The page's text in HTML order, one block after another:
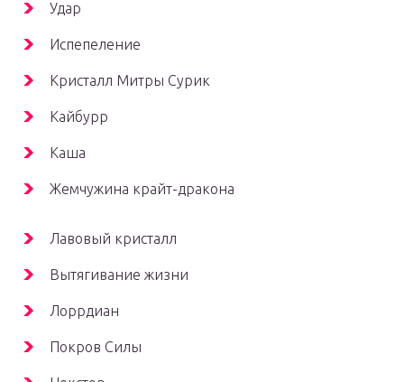
Удар
Испепеление
Кристалл Митры Сурик
Кайбурр
Каша
Жемчужина крайт-дракона
Лавовый кристалл
Вытягивание жизни
Лоррдиан
Покров Силы